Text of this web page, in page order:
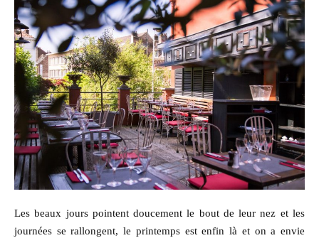
Les beaux jours pointent doucement le bout de leur nez et les
journées se rallongent, le printemps est enfin là et on a envie